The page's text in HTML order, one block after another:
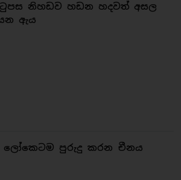
නිහඩව හඩන හදවත් අසල
ඇය
පුරුදු කරන චීනය